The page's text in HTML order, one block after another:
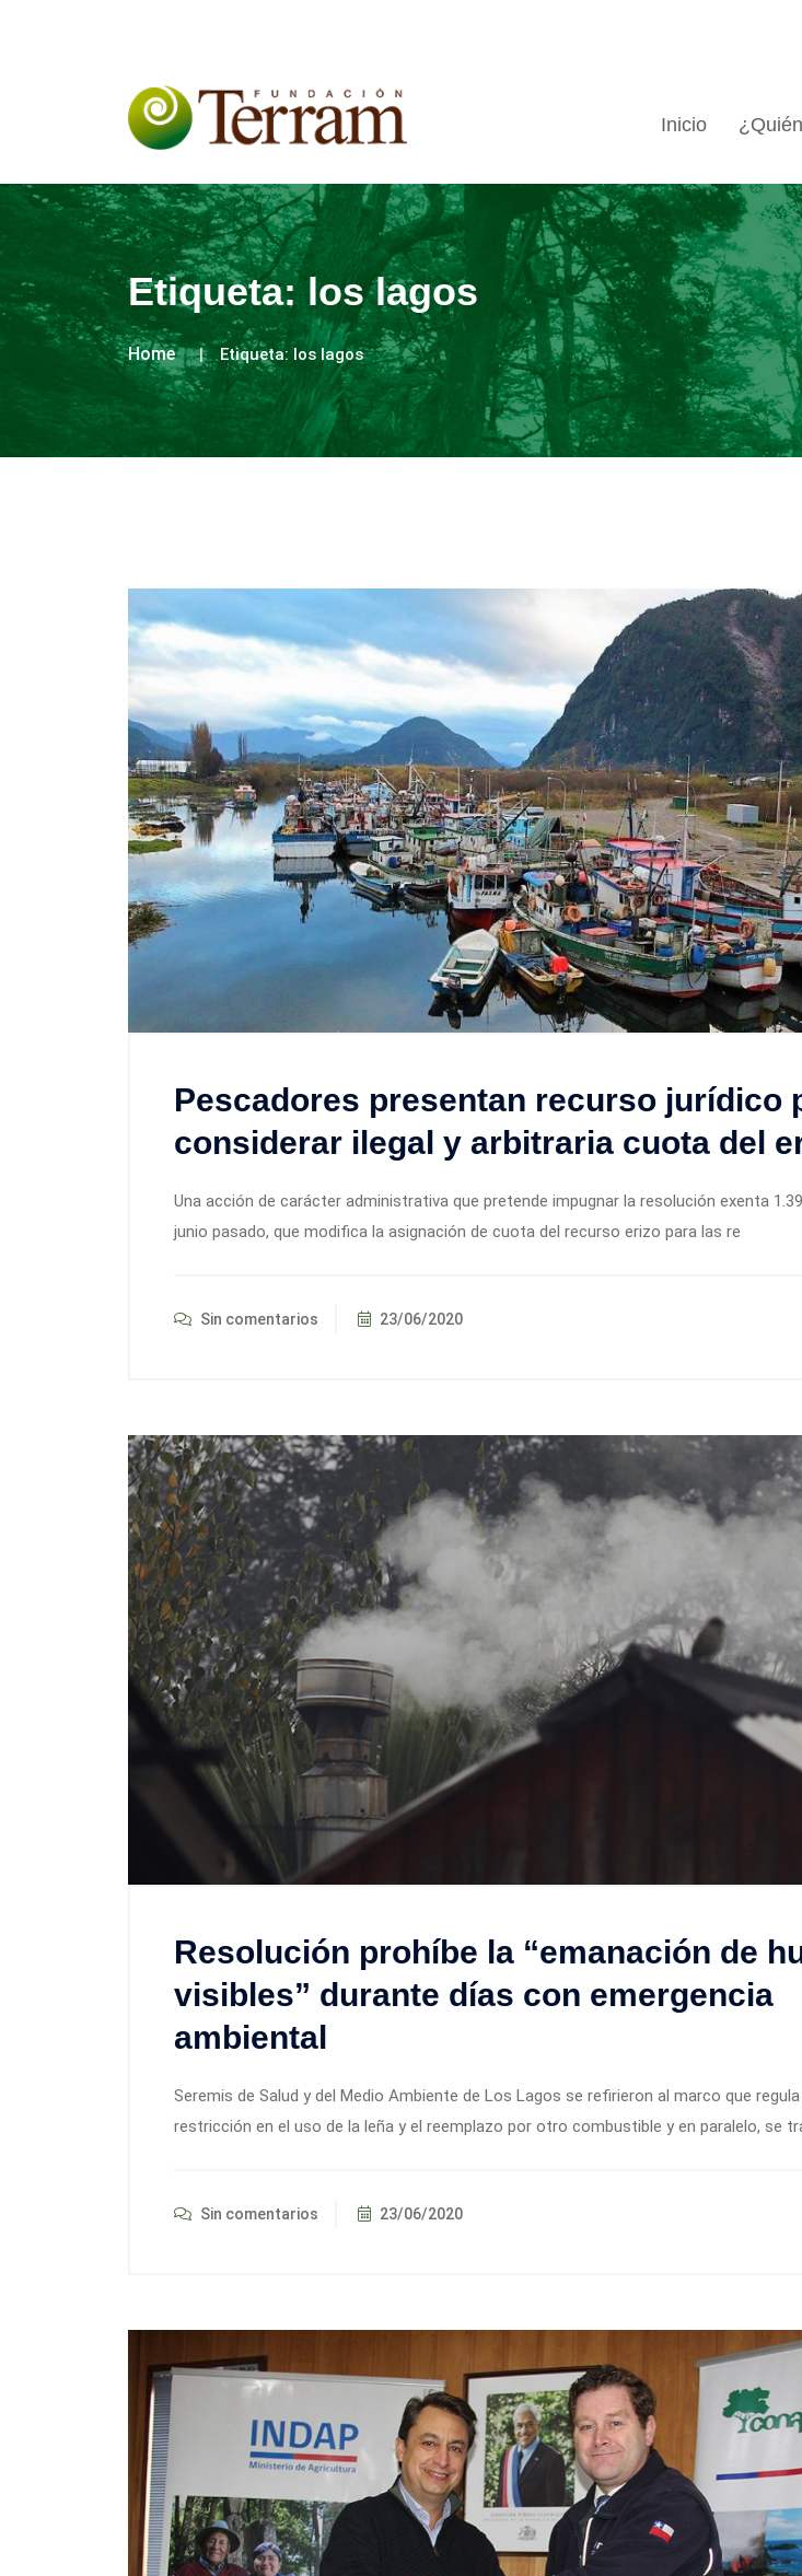
Inicio
Etiqueta:los lagos
Home Etiqueta:los lagos
Pescadores presentan recurso jurídico
considerar ilegal y arbitraria cuota del
Una acción de carácter administrativa que pretende impugnar la resolución exenta
junio pasado, que modifica la asignación de cuota del recurso erizo para las re
Sin comentarios 23/06/2020
Resolución prohíbe la “emanación de
visibles” durante días con emergencia
ambiental
Seremis de Salud y del Medio Ambiente de Los Lagos se refirieron al marco que
restricción en el uso de la leña y el reemplazo por otro combustible y en paralelo, se
Sin comentarios 23/06/2020